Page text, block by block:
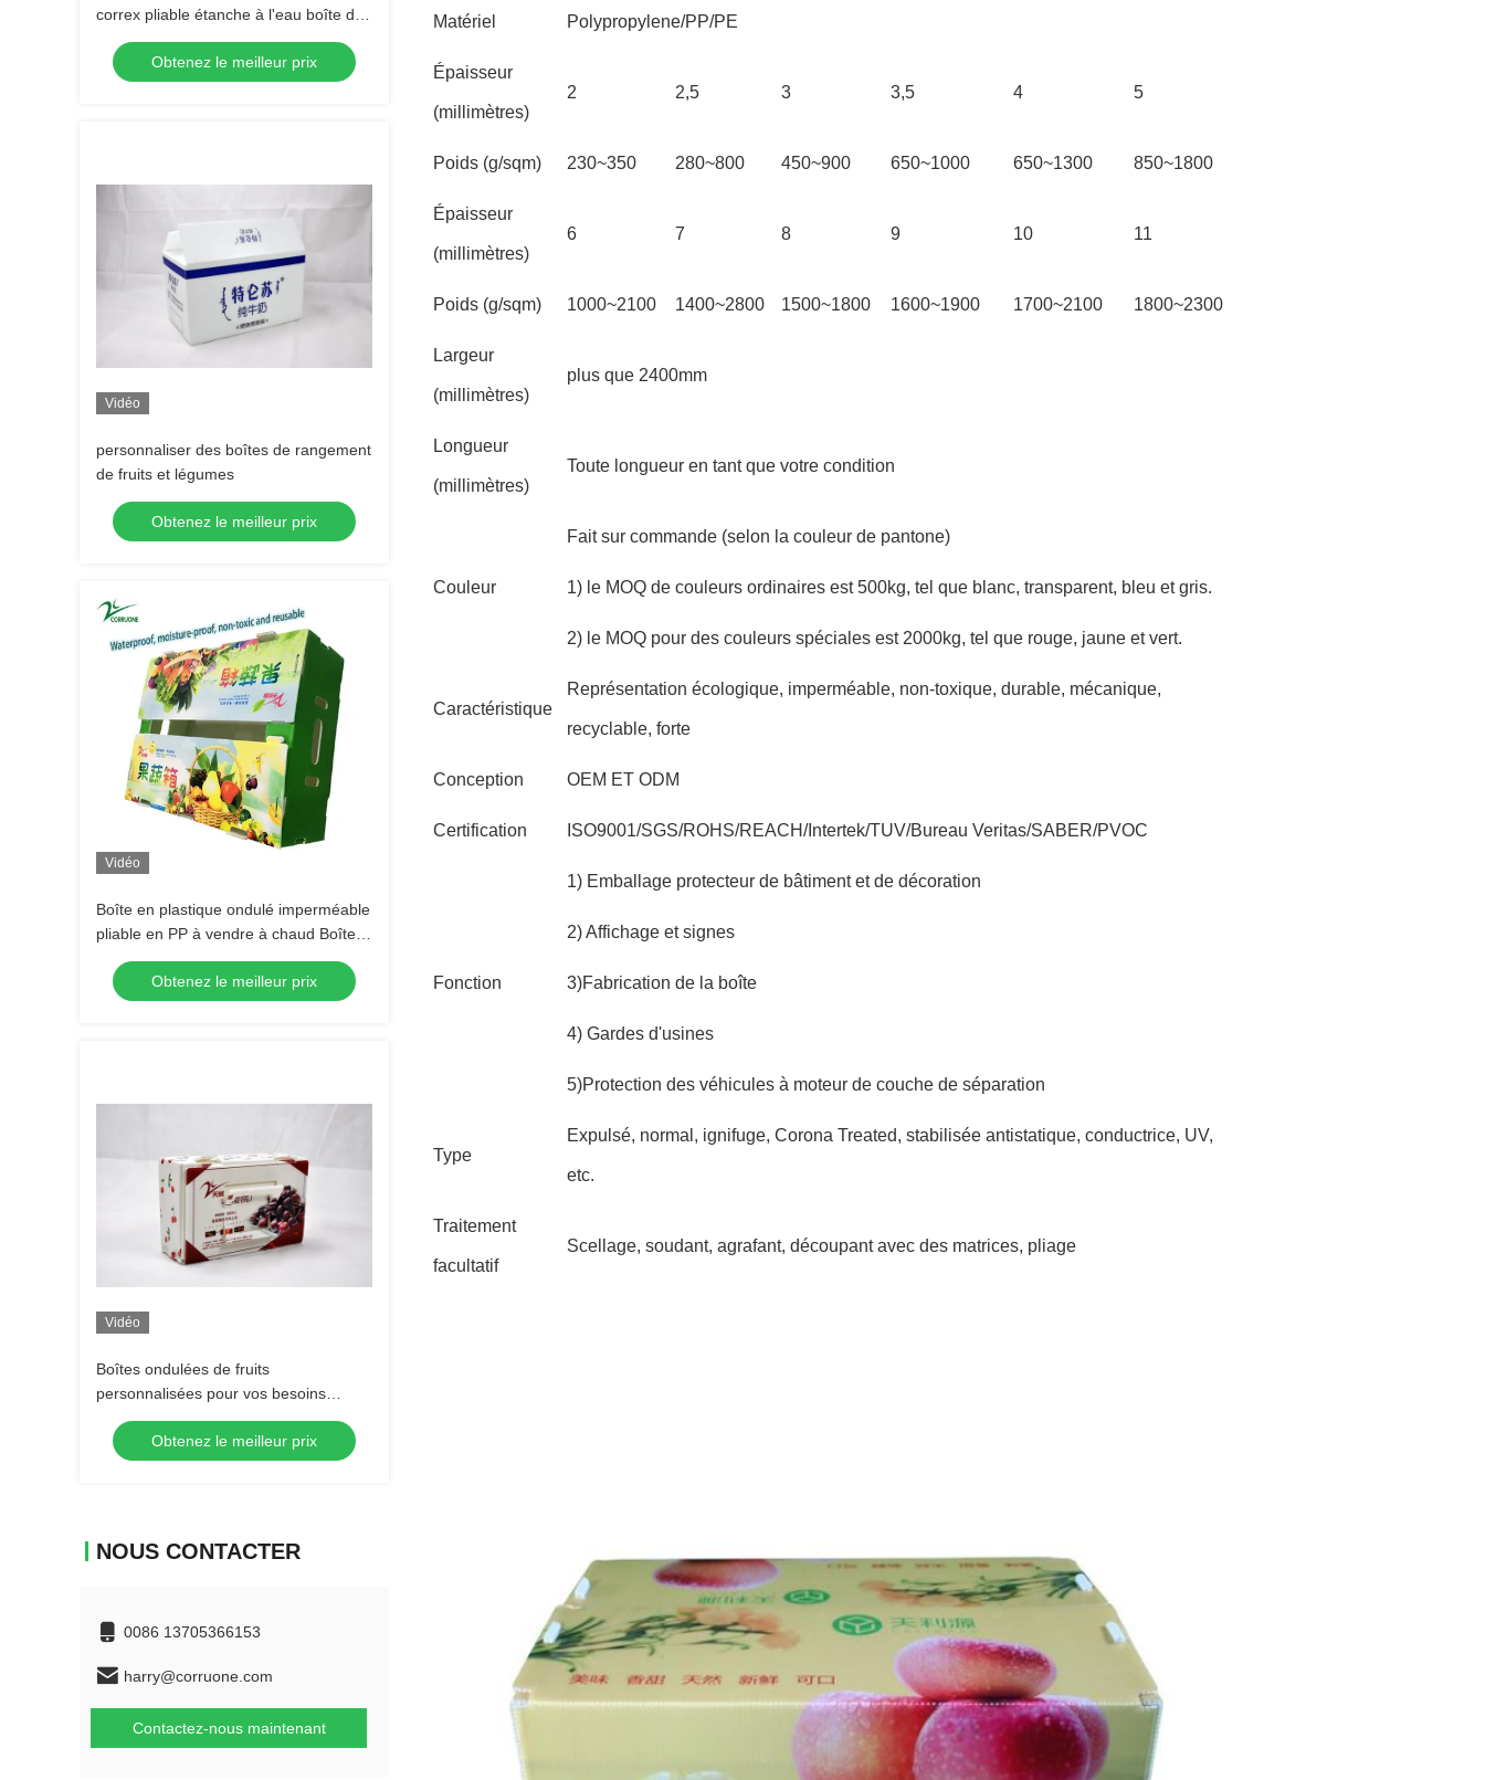
correx pliable étanche à l'eau boîte de
livraison de livraison de fruits frais en
PP
Obtenez le meilleur prix
Vidéo
personnaliser des boîtes de rangement
de fruits et légumes
Obtenez le meilleur prix
Vidéo
Boîte en plastique ondulé imperméable
pliable en PP à vendre à chaud Boîte
d'emballage pour agriculture
Obtenez le meilleur prix
Vidéo
Boîtes ondulées de fruits
personnalisées pour vos besoins
spécifiques
Obtenez le meilleur prix
NOUS CONTACTER
0086 13705366153
harry@corruone.com
Contactez-nous maintenant
Matériel Polypropylene/PP/PE
Épaisseur
(millimètres)
2 2,5 3 3,5 4 5
Poids (g/sqm) 230~350 280~800 450~900 650~1000 650~1300 850~1800
Épaisseur
(millimètres)
6 7 8 9 10 11
Poids (g/sqm) 1000~2100 1400~2800 1500~1800 1600~1900 1700~2100 1800~2300
Largeur
(millimètres)
plus que 2400mm
Longueur
(millimètres)
Toute longueur en tant que votre condition
Couleur
Fait sur commande (selon la couleur de pantone)
1) le MOQ de couleurs ordinaires est 500kg, tel que blanc, transparent, bleu et gris.
2) le MOQ pour des couleurs spéciales est 2000kg, tel que rouge, jaune et vert.
Caractéristique
Représentation écologique, imperméable, non-toxique, durable, mécanique,
recyclable, forte
Conception OEM ET ODM
Certification ISO9001/SGS/ROHS/REACH/Intertek/TUV/Bureau Veritas/SABER/PVOC
Fonction
1) Emballage protecteur de bâtiment et de décoration
2) Affichage et signes
3)Fabrication de la boîte
4) Gardes d'usines
5)Protection des véhicules à moteur de couche de séparation
Type
Expulsé, normal, ignifuge, Corona Treated, stabilisée antistatique, conductrice, UV,
etc.
Traitement
facultatif
Scellage, soudant, agrafant, découpant avec des matrices, pliage